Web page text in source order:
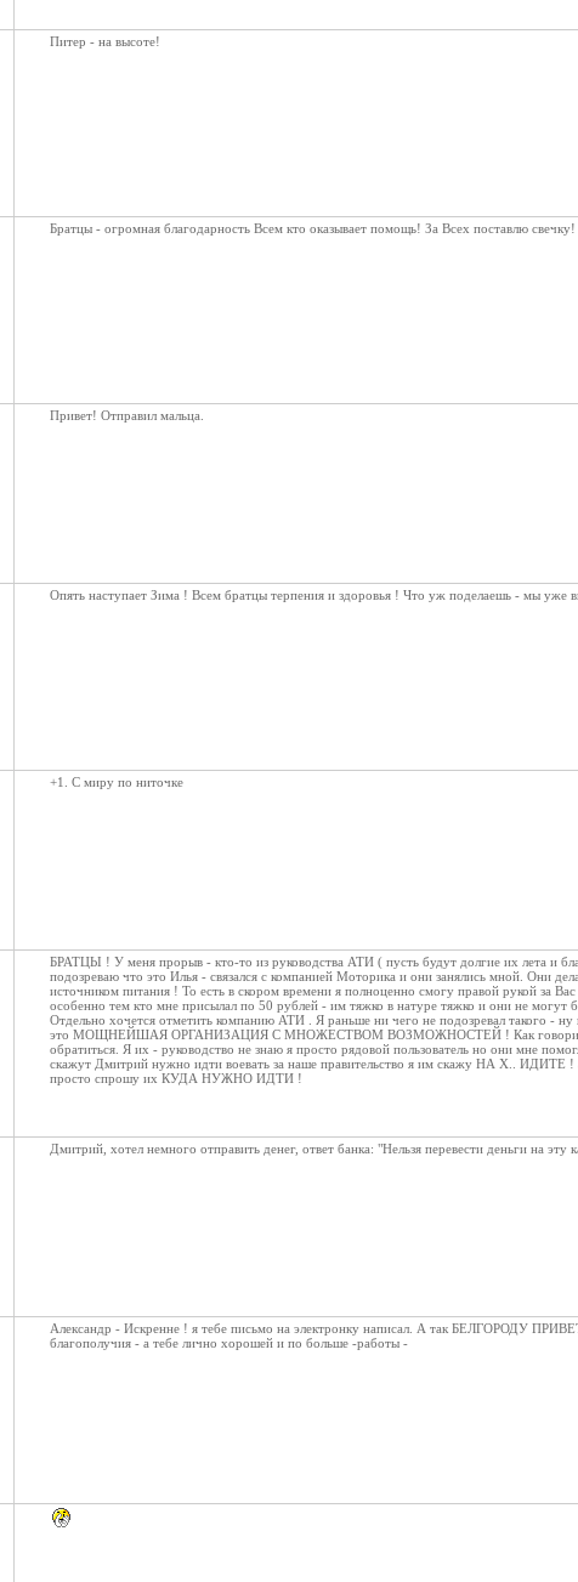
Питер - на высоте!
Братцы - огромная благодарность Всем кто оказывает помощь! За Всех поставлю свечку!
Привет! Отправил мальца.
Опять наступает Зима ! Всем братцы терпения и здоровья ! Что уж поделаешь - мы уже
+1. С миру по ниточке
БРАТЦЫ ! У меня прорыв - кто-то из руководства АТИ ( пусть будут долгие их лета и
подозреваю что это Илья - связался с компанией Моторика и они занялись мной. Они
источником питания ! То есть в скором времени я полноценно смогу правой рукой за
особенно тем кто мне присылал по 50 рублей - им тяжко в натуре тяжко и они не
Отдельно хочется отметить компанию АТИ . Я раньше ни чего не подозревал такого -
это МОЩНЕЙШАЯ ОРГАНИЗАЦИЯ С МНОЖЕСТВОМ ВОЗМОЖНОСТЕЙ ! Как говорится
обратиться. Я их - руководство не знаю я просто рядовой пользователь но они мне
скажут Дмитрий нужно идти воевать за наше правительство я им скажу НА Х.. ИДИТЕ
просто спрошу их КУДА НУЖНО ИДТИ !
Дмитрий, хотел немного отправить денег, ответ банка: "Нельзя перевести деньги на
Александр - Искренне ! я тебе письмо на электронку написал. А так БЕЛГОРОДУ
благополучия - а тебе лично хорошей и по больше -работы -